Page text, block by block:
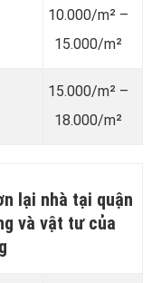
10.000/m² –
15.000/m²
15.000/m² –
18.000/m²
lại nhà tại quận
và vật tư của